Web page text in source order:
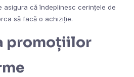
asigura că îndeplinesc cerințele de
să facă o achiziție.
promoțiilor